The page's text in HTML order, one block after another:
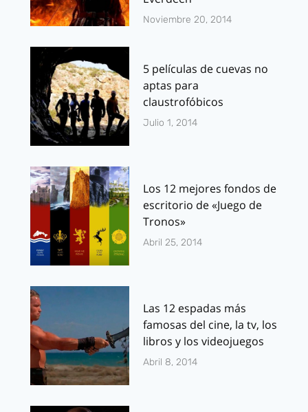
Noviembre 20, 2014
5 películas de cuevas no
aptas para
claustrofóbicos
Julio 1, 2014
Los 12 mejores fondos de
escritorio de «Juego de
Tronos»
Abril 25, 2014
Las 12 espadas más
famosas del cine, la tv, los
libros y los videojuegos
Abril 8, 2014